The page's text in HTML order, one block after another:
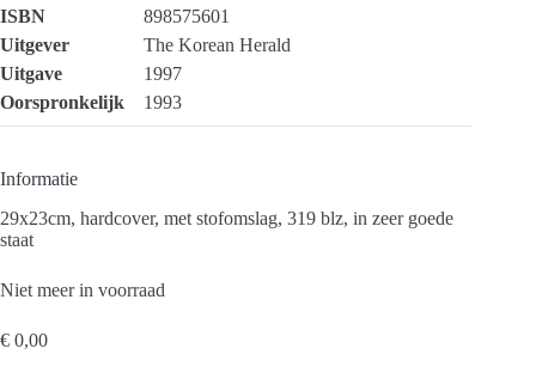
ISBN
898575601
Uitgever
The Korean Herald
Uitgave
1997
Oorspronkelijk
1993
Informatie
29x23cm, hardcover, met stofomslag, 319 blz, in zeer goede
staat
Niet meer in voorraad
€ 0,00